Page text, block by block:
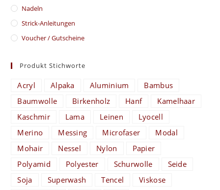
Nadeln
Strick-Anleitungen
Voucher / Gutscheine
Produkt Stichworte
Acryl Alpaka Aluminium
Bambus
Baumwolle
Birkenholz Hanf
Kamelhaar
Kaschmir
Lama Leinen
Lyocell
Merino
Messing Microfaser
Modal
Mohair
Nessel Nylon
Papier
Polyamid
Polyester Schurwolle
Seide
Soja
Superwash Tencel
Viskose